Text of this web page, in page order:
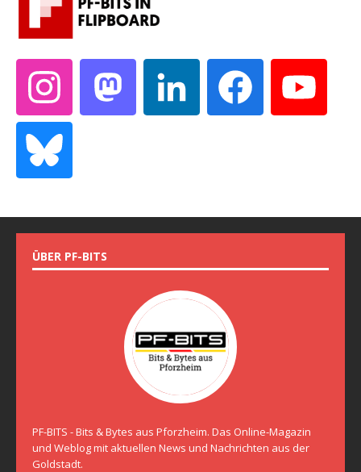
ÜBER PF-BITS
PF-BITS - Bits & Bytes aus Pforzheim. Das Online-Magazin
und Weblog mit aktuellen News und Nachrichten aus der
Goldstadt.